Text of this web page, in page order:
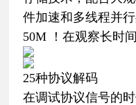
件加速和多线程并
50M ！在观察长时
25种协议解码
在调试协议信号的